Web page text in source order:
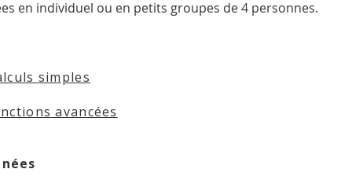
en individuel ou en petits groupes de 4 personnes.
simples
avancées